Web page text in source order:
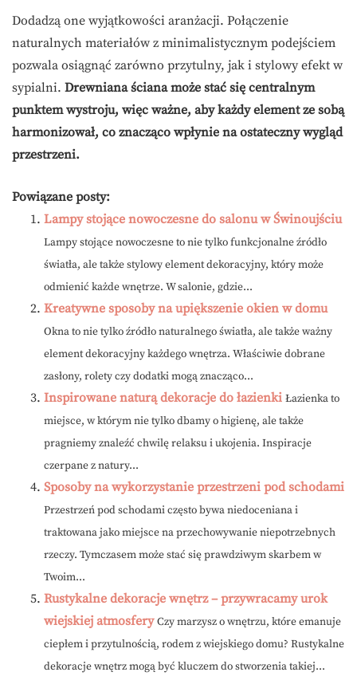
Dodadzą one wyjątkowości aranżacji. Połączenie
naturalnych materiałów z minimalistycznym podejściem
pozwala osiągnąć zarówno przytulny, jak i stylowy efekt w
sypialni. Drewniana ściana może stać się centralnym
punktem wystroju, więc ważne, aby każdy element ze sobą
harmonizował, co znacząco wpłynie na ostateczny wygląd
przestrzeni.
Powiązane posty:
Lampy stojące nowoczesne do salonu w Świnoujściu
Lampy stojące nowoczesne to nie tylko funkcjonalne źródło
światła, ale także stylowy element dekoracyjny, który może
odmienić każde wnętrze. W salonie, gdzie...
Kreatywne sposoby na upiększenie okien w domu
Okna to nie tylko źródło naturalnego światła, ale także ważny
element dekoracyjny każdego wnętrza. Właściwie dobrane
zasłony, rolety czy dodatki mogą znacząco...
Inspirowane naturą dekoracje do łazienki Łazienka to
miejsce, w którym nie tylko dbamy o higienę, ale także
pragniemy znaleźć chwilę relaksu i ukojenia. Inspiracje
czerpane z natury...
Sposoby na wykorzystanie przestrzeni pod schodami
Przestrzeń pod schodami często bywa niedoceniana i
traktowana jako miejsce na przechowywanie niepotrzebnych
rzeczy. Tymczasem może stać się prawdziwym skarbem w
Twoim...
Rustykalne dekoracje wnętrz – przywracamy urok
wiejskiej atmosfery Czy marzysz o wnętrzu, które emanuje
ciepłem i przytulnością, rodem z wiejskiego domu? Rustykalne
dekoracje wnętrz mogą być kluczem do stworzenia takiej...